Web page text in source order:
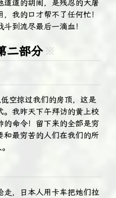
道道的胡闹，是残忍的大屠
我的口才帮不了任何忙！
到流尽最后一滴血！
二部分 ※
空掠过我们的房顶，这是
。我昨天下午拜访的黄上校
命令！留下来的全部是穷
最穷苦的人们在我们的所
，日本人用卡车把她们拉